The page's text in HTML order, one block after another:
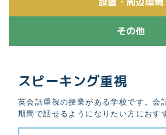
その他
スピーキング重視
英会話重視の授業がある学校です。会
期間で話せるようになりたい方におす